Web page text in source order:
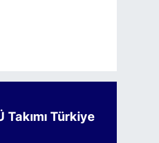
Takımı Türkiye